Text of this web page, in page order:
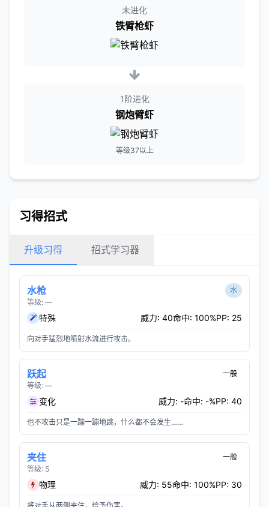
未进化
铁臂枪虾
1阶进化
钢炮臂虾
等级37以上
习得招式
升级习得 招式学习器
水枪
等级: —
水
特殊 威力: 40命中: 100%PP: 25
向对手猛烈地喷射水流进行攻击。
跃起
等级: —
一般
变化 威力: -命中: -%PP: 40
也不攻击只是一蹦一蹦地跳，什么都不会发生……
夹住
等级: 5
一般
物理 威力: 55命中: 100%PP: 30